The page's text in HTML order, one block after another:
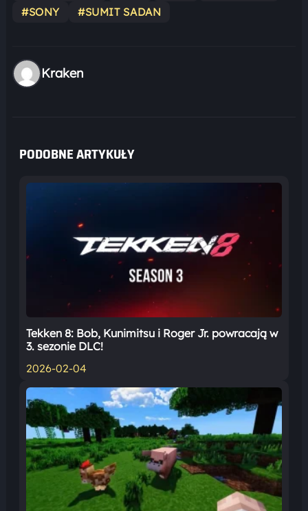
#SONY
#SUMIT SADAN
Kraken
PODOBNE ARTYKUŁY
Tekken 8: Bob, Kunimitsu i Roger Jr. powracają w
3. sezonie DLC!
2026-02-04